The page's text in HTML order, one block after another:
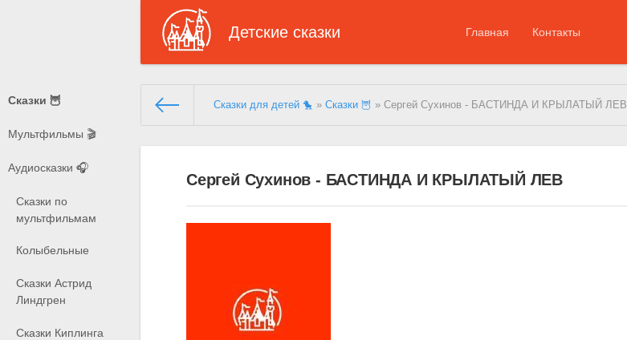
Детские сказки Главная Контакты
Сказки 🦉
Мультфильмы 🎬
Аудиосказки 🎧
Сказки по
мультфильмам
Колыбельные
Сказки Астрид
Линдгрен
Сказки Киплинга
Сказки для детей 🐤 »Сказки 🦉 » Сергей Сухинов - БАСТИНДА И КРЫЛАТЫЙ ЛЕВ
Сергей Сухинов - БАСТИНДА И КРЫЛАТЫЙ ЛЕВ